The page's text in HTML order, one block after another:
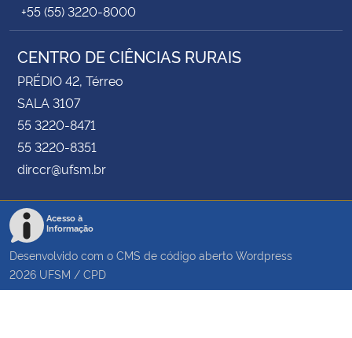
+55 (55) 3220-8000
CENTRO DE CIÊNCIAS RURAIS
PRÉDIO 42, Térreo
SALA 3107
55 3220-8471
55 3220-8351
dirccr@ufsm.br
Acesso à
Informação
Desenvolvido com o CMS de código aberto Wordpress
2026 UFSM / CPD